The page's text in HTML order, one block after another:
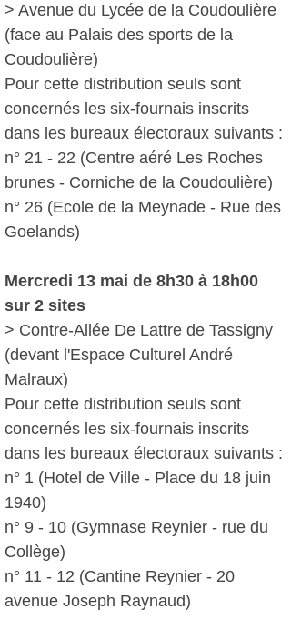
> Avenue du Lycée de la Coudoulière
(face au Palais des sports de la
Coudoulière)
Pour cette distribution seuls sont
concernés les six-fournais inscrits
dans les bureaux électoraux suivants :
n° 21 - 22 (Centre aéré Les Roches
brunes - Corniche de la Coudoulière)
n° 26 (Ecole de la Meynade - Rue des
Goelands)
Mercredi 13 mai de 8h30 à 18h00
sur 2 sites
> Contre-Allée De Lattre de Tassigny
(devant l'Espace Culturel André
Malraux)
Pour cette distribution seuls sont
concernés les six-fournais inscrits
dans les bureaux électoraux suivants :
n° 1 (Hotel de Ville - Place du 18 juin
1940)
n° 9 - 10 (Gymnase Reynier - rue du
Collège)
n° 11 - 12 (Cantine Reynier - 20
avenue Joseph Raynaud)